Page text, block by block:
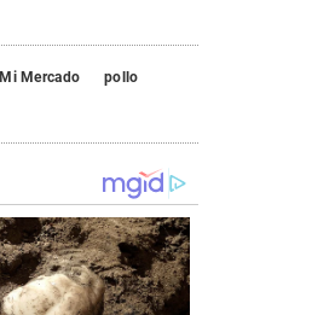
Mi Mercado
pollo